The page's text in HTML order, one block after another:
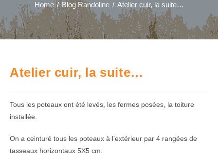
Home / Blog Randoline / Atelier cuir, la suite…
Atelier cuir, la suite…
Tous les poteaux ont été levés, les fermes posées, la toiture
installée.
On a ceinturé tous les poteaux à l’extérieur par 4 rangées de
tasseaux horizontaux 5X5 cm.